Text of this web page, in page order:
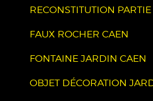
RECONSTITUTION
FAUX ROCHER CAEN
FONTAINE JARDIN CAEN
OBJET DÉCORATION